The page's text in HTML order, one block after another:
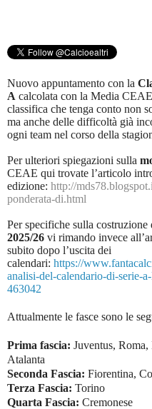
Nuovo appuntamento con la
A calcolata con la Media
classifica che tenga conto non
ma anche delle difficoltà già
ogni team nel corso della
Per ulteriori spiegazioni sulla
CEAE qui trovate l’articolo
edizione: http://
ponderata-di.html
Per specifiche sulla
2025/26 vi rimando invece
subito dopo l’uscita dei
calendari: https://
analisi-del-calendario-di-serie-
463042
Attualmente le fasce sono le
Prima fascia: Juventus,
Atalanta
Seconda Fascia: Fiorentina,
Terza Fascia: Torino
Quarta Fascia: Cremonese